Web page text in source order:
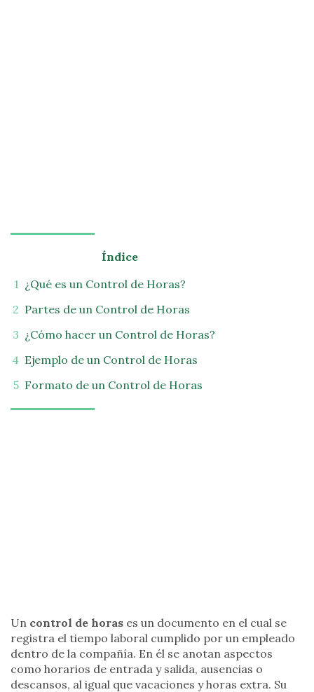
Índice
¿Qué es un Control de Horas?
Partes de un Control de Horas
¿Cómo hacer un Control de Horas?
Ejemplo de un Control de Horas
Formato de un Control de Horas
Un control de horas es un documento en el cual se
registra el tiempo laboral cumplido por un empleado
dentro de la compañía. En él se anotan aspectos
como horarios de entrada y salida, ausencias o
descansos, al igual que vacaciones y horas extra. Su